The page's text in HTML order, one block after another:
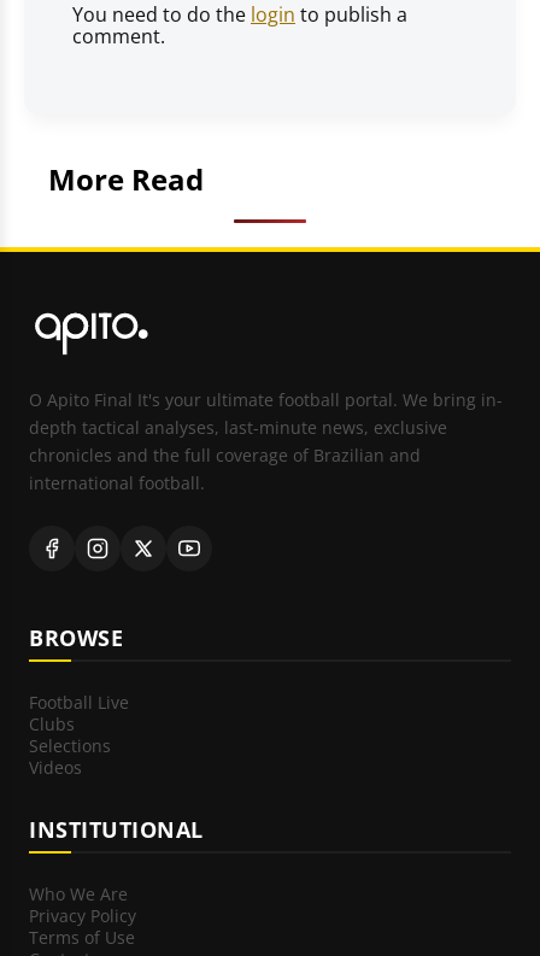
You need to do the login to publish a
comment.
More Read
O Apito Final It's your ultimate football portal. We bring in-
depth tactical analyses, last-minute news, exclusive
chronicles and the full coverage of Brazilian and
international football.
BROWSE
Football Live
Clubs
Selections
Videos
INSTITUTIONAL
Who We Are
Privacy Policy
Terms of Use